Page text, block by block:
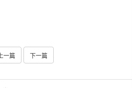
上一篇 下一篇